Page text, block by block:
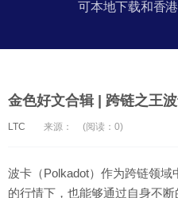
可本地下载和香
金色好文合辑 | 跨链之王
LTC 来源： (阅读：0)
波卡（Polkadot）作为跨链领
的行情下，也能够通过自身不